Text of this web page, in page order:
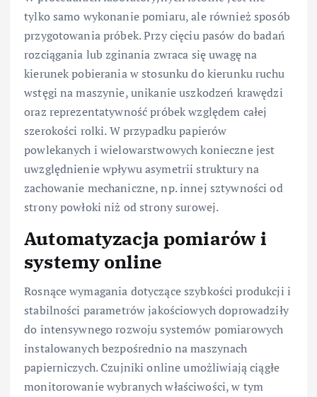
tylko samo wykonanie pomiaru, ale również sposób
przygotowania próbek. Przy cięciu pasów do badań
rozciągania lub zginania zwraca się uwagę na
kierunek pobierania w stosunku do kierunku ruchu
wstęgi na maszynie, unikanie uszkodzeń krawędzi
oraz reprezentatywność próbek względem całej
szerokości rolki. W przypadku papierów
powlekanych i wielowarstwowych konieczne jest
uwzględnienie wpływu asymetrii struktury na
zachowanie mechaniczne, np. innej sztywności od
strony powłoki niż od strony surowej.
Automatyzacja pomiarów i
systemy online
Rosnące wymagania dotyczące szybkości produkcji i
stabilności parametrów jakościowych doprowadziły
do intensywnego rozwoju systemów pomiarowych
instalowanych bezpośrednio na maszynach
papierniczych. Czujniki online umożliwiają ciągłe
monitorowanie wybranych właściwości, w tym